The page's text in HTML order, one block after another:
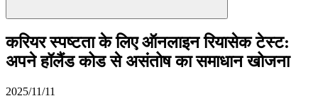
करियर स्पष्टता के लिए ऑनलाइन रियासेक टेस्ट:
अपने हॉलैंड कोड से असंतोष का समाधान खोजना
2025/11/11